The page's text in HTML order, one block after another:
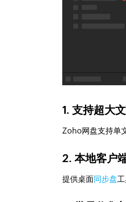
1. 支持超大
Zoho网盘支持单
2. 本地客户
提供桌面同步盘